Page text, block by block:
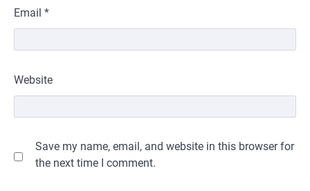
Email *
Website
Save my name, email, and website in this browser for
the next time I comment.